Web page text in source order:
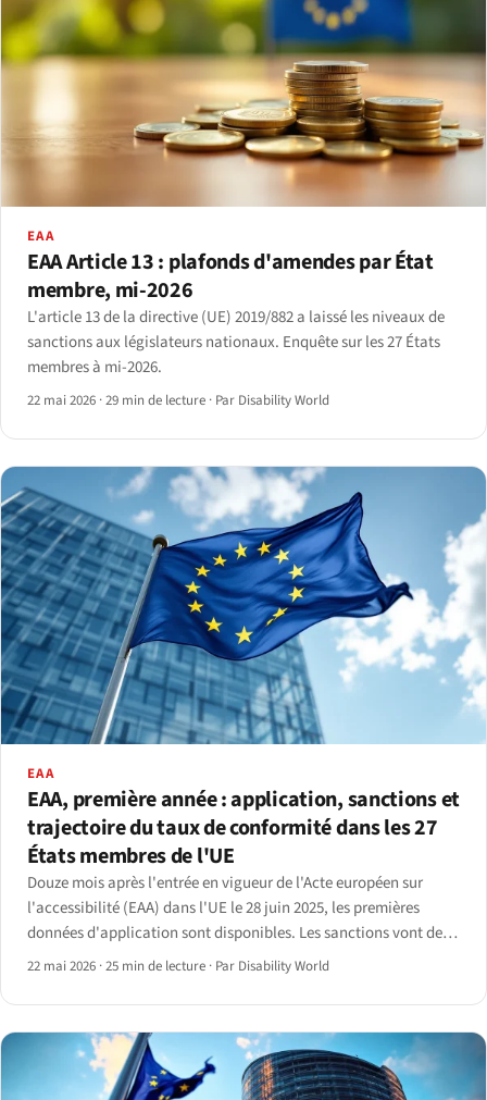
EAA
EAA Article 13 : plafonds d'amendes par État
membre, mi-2026
L'article 13 de la directive (UE) 2019/882 a laissé les niveaux de
sanctions aux législateurs nationaux. Enquête sur les 27 États
membres à mi-2026.
22 mai 2026 ·29 min de lecture · Par Disability World
EAA
EAA, première année : application, sanctions et
trajectoire du taux de conformité dans les 27
États membres de l'UE
Douze mois après l'entrée en vigueur de l'Acte européen sur
l'accessibilité (EAA) dans l'UE le 28 juin 2025, les premières
données d'application sont disponibles. Les sanctions vont de 5
000 € en Estonie à 500 000 € en Allemagne ; taux de couverture
22 mai 2026 ·25 min de lecture · Par Disability World